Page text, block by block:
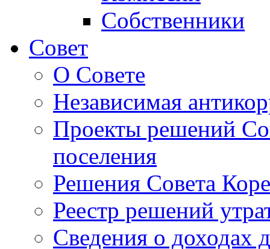
Собственники
Совет
О Совете
Независимая
Проекты решений
поселения
Решения Совета
Реестр решений
Сведения о доходах